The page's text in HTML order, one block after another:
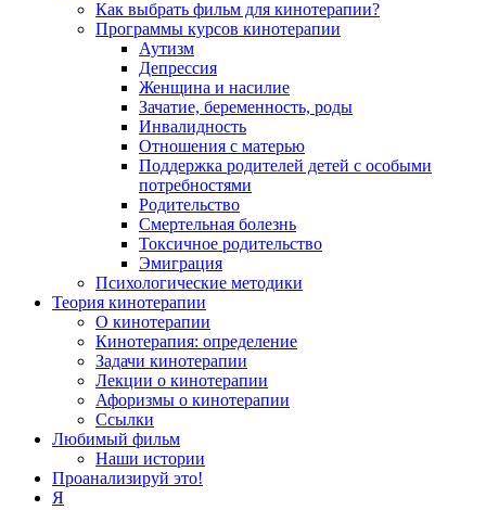
Как выбрать фильм для кинотерапии?
Программы курсов кинотерапии
Аутизм
Депрессия
Женщина и насилие
Зачатие, беременность, роды
Инвалидность
Отношения с матерью
Поддержка родителей детей с особыми
потребностями
Родительство
Смертельная болезнь
Токсичное родительство
Эмиграция
Психологические методики
Теория кинотерапии
О кинотерапии
Кинотерапия: определение
Задачи кинотерапии
Лекции о кинотерапии
Афоризмы о кинотерапии
Ссылки
Любимый фильм
Наши истории
Проанализируй это!
Я